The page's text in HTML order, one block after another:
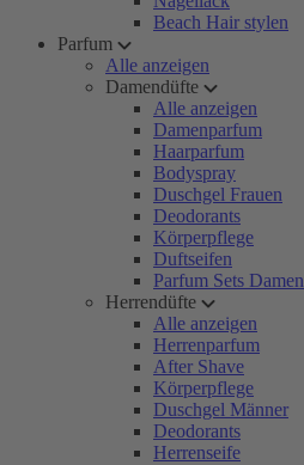
Beach Hair stylen
Parfum
Alle anzeigen
Damendüfte
Alle anzeigen
Damenparfum
Haarparfum
Bodyspray
Duschgel Frauen
Deodorants
Körperpflege
Duftseifen
Parfum Sets Damen
Herrendüfte
Alle anzeigen
Herrenparfum
After Shave
Körperpflege
Duschgel Männer
Deodorants
Herrenseife